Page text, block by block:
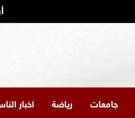
جامعات رياضة اخبار